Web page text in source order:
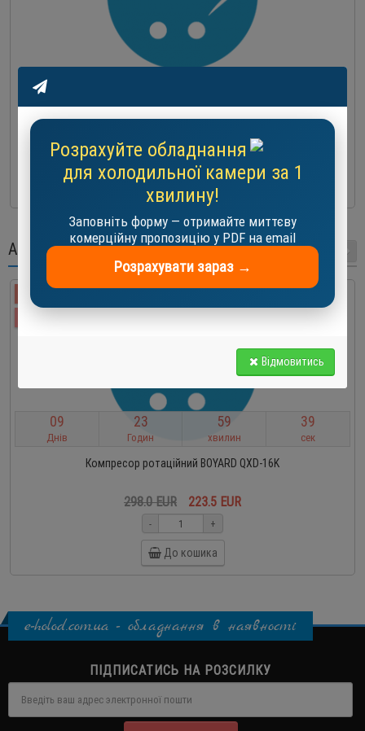
- +
До кошика
АКЦІЇ
-25 %
09
Днів
23
Годин
59
хвилин
38
сек
Компресор ротаційний BOYARD QXD-16K
298.0 EUR 223.5 EUR
- +
До кошика
e-holod.com.ua - обладнання в наявності
ПІДПИСАТИСЬ НА РОЗСИЛКУ
Розрахуйте обладнання
для холодильної камери за 1
хвилину!
Заповніть форму — отримайте миттєву
комерційну пропозицію у PDF на email
Розрахувати зараз →
Відмовитись